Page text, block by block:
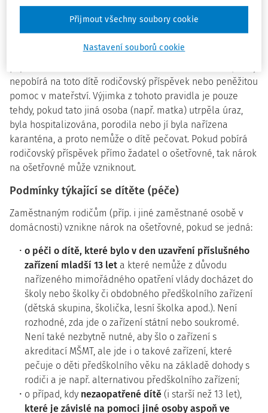
Nárok však nemůže vzniknout zaměstnancům, kteří mají
uzavřenu dohodu o pracovní činnosti nebo dohodu o
i když jsou přihlášené k dobrovolnému nemocenskému
nepobírá na toto dítě rodičovský příspěvek nebo peněžitou
pomoc v mateřství. Výjimka z tohoto pravidla je pouze
tehdy, pokud tato jiná osoba (např. matka) utrpěla úraz,
byla hospitalizována, porodila nebo jí byla nařízena
karanténa, a proto nemůže o dítě pečovat. Pokud pobírá
rodičovský příspěvek přímo žadatel o ošetřovné, tak nárok
na ošetřovné může vzniknout.
Podmínky týkající se dítěte (péče)
Zaměstnaným rodičům (příp. i jiné zaměstnané osobě v
domácnosti) vznikne nárok na ošetřovné, pokud se jedná:
o péči o dítě, které bylo v den uzavření příslušného
zařízení mladší 13 let a které nemůže z důvodu
nařízeného mimořádného opatření vlády docházet do
školy nebo školky či obdobného předškolního zařízení
(dětská skupina, školička, lesní školka apod.). Není
rozhodné, zda jde o zařízení státní nebo soukromé.
Není také nezbytně nutné, aby šlo o zařízení s
akreditací MŠMT, ale jde i o takové zařízení, které
pečuje o děti předškolního věku na základě dohody s
rodiči a je např. alternativou předškolního zařízení;
o případ, kdy nezaopatřené dítě (i starší než 13 let),
které je závislé na pomoci jiné osoby aspoň ve
Nastavení souborů cookie
Přijmout všechny soubory cookie